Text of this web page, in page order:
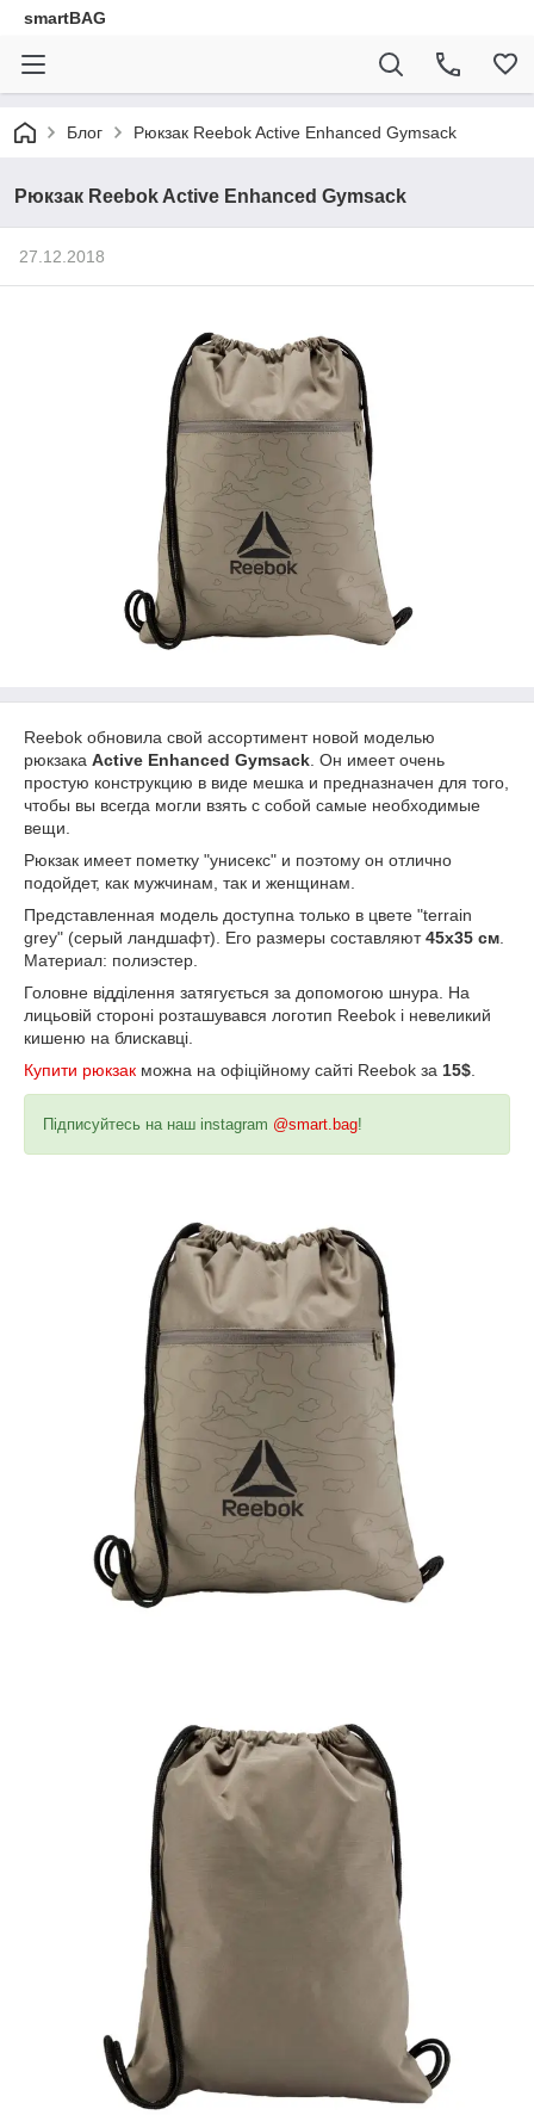
smartBAG
Блог Рюкзак Reebok Active Enhanced Gymsack
Рюкзак Reebok Active Enhanced Gymsack
27.12.2018
Reebok обновила свой ассортимент новой моделью
рюкзака Active Enhanced Gymsack . Он имеет очень
простую конструкцию в виде мешка и предназначен для того,
чтобы вы всегда могли взять с собой самые необходимые
вещи.
Рюкзак имеет пометку "унисекс" и поэтому он отлично
подойдет, как мужчинам, так и женщинам.
Представленная модель доступна только в цвете "terrain
grey" (серый ландшафт). Его размеры составляют45х35 см
Материал: полиэстер.
Головне відділення затягується за допомогою шнура. На
лицьовій стороні розташувався логотип Reebok і невеликий
кишеню на блискавці.
Купити рюкзак можна на офіційному сайті Reebok за 15$
Підписуйтесь на наш instagram @smart.bag!